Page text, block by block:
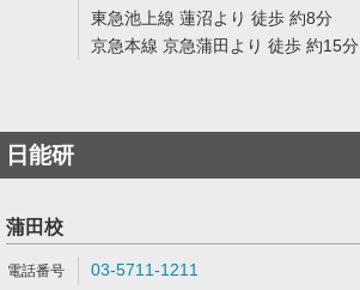
東急池上線 蓮沼より 徒歩 約8分
京急本線 京急蒲田より 徒歩 約15分
日能研
蒲田校
03-5711-1211